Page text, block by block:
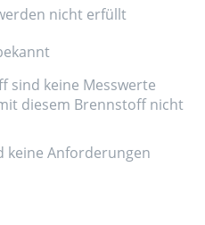
nicht erfüllt
sind keine Messwerte
diesem Brennstoff nicht
keine Anforderungen